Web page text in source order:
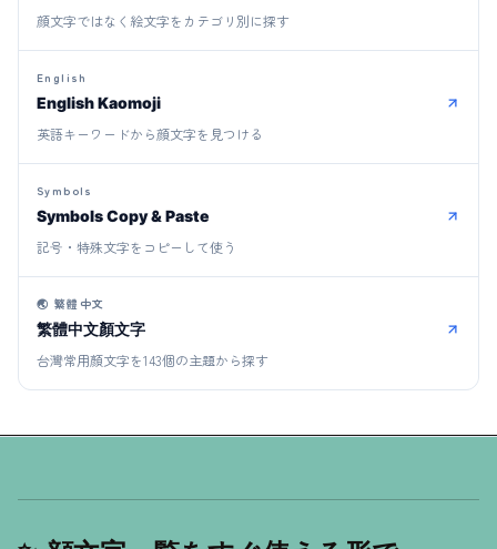
顔文字ではなく絵文字をカテゴリ別に探す
English
English Kaomoji
英語キーワードから顔文字を見つける
Symbols
Symbols Copy & Paste
記号・特殊文字をコピーして使う
🌏 繁體中文
繁體中文顏文字
台灣常用顏文字を143個の主題から探す